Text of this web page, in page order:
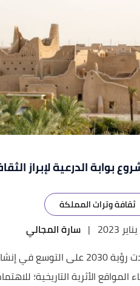
بوابة الدرعية لإبراز
ثقافة وتراث المملكة
| سارة المجالي
أكّدت رؤية 2030 على التوسع
المواقع الأثرية التاريخية؛